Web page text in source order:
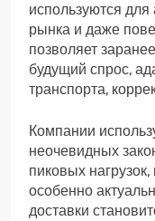
используются для
рынка и даже
позволяет
будущий спрос,
транспорта,
Компании
неочевидных
пиковых
особенно
доставки